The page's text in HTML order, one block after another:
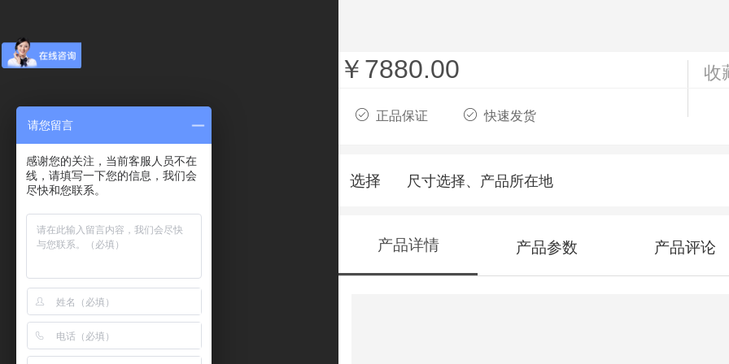
￥7880.00 收
正品保证 快速发货
选择 尺寸选择、产品所在地
产品详情 产品参数 产品评论
请您留言
感谢您的关注，当前客服人员不在
线，请填写一下您的信息，我们会
尽快和您联系。